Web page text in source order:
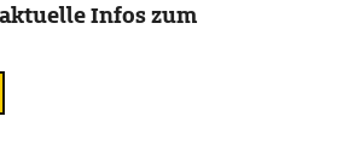
Infos zum